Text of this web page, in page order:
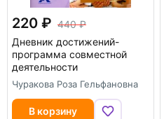
220
440
Дневник достижений-
программа совместной
деятельности
Чуракова Роза Гельфановна
В корзину